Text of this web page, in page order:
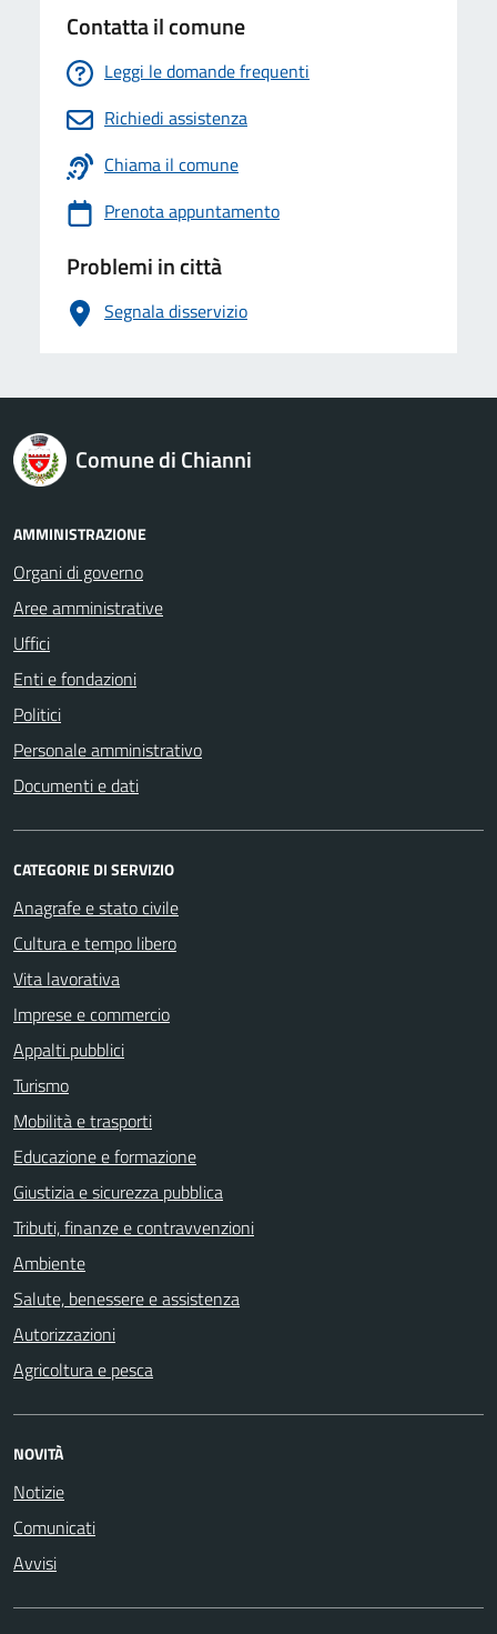
Contatta il comune
Leggi le domande frequenti
Richiedi assistenza
Chiama il comune
Prenota appuntamento
Problemi in città
Segnala disservizio
logo Unione Europea
Comune di Chianni
AMMINISTRAZIONE
Organi di governo
Aree amministrative
Uffici
Enti e fondazioni
Politici
Personale amministrativo
Documenti e dati
CATEGORIE DI SERVIZIO
Anagrafe e stato civile
Cultura e tempo libero
Vita lavorativa
Imprese e commercio
Appalti pubblici
Turismo
Mobilità e trasporti
Educazione e formazione
Giustizia e sicurezza pubblica
Tributi, finanze e contravvenzioni
Ambiente
Salute, benessere e assistenza
Autorizzazioni
Agricoltura e pesca
NOVITÀ
Notizie
Comunicati
Avvisi